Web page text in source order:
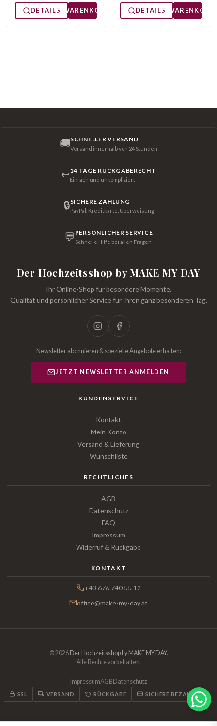
DETAILS
WARENKORB
DETAILS
WARENKORB
🚚SCHNELLER VERSAND
Versand innerhalb von 24 Stunden
↩14 TAGE RÜCKGABERECHT
Einfach und unkompliziert
🔒SICHERE ZAHLUNG
PayPal, Kreditkarte, Überweisung
💬 PERSÖNLICHER SERVICE
Schnelle Hilfe bei allen Fragen
Der Hochzeitsshop by MAKE MY DAY
Ihr Online-Shop für besondere Momente.
Qualität und persönlicher Service für Ihren ganz besonderen Tag.
Newsletter abonnieren & spezielle Angebote erhalten:
JETZT NEWSLETTER ANMELDEN
KUNDENSERVICE
Kontakt
Mein Konto
Versand & Lieferung
Wunschliste
RECHTLICHES
AGB
Datenschutz
FAQ
Impressum
Widerruf & Rückgabe
KONTAKT
+43 676 740 55 12
office@make-my-day.at
© 2026 Der Hochzeitsshop by MAKE MY DAY.
Alle Rechte vorbehalten.
ImpressumAGB Datenschutz
SSL VERSAND RÜCKGABE SICHERE BEZAHLUNG